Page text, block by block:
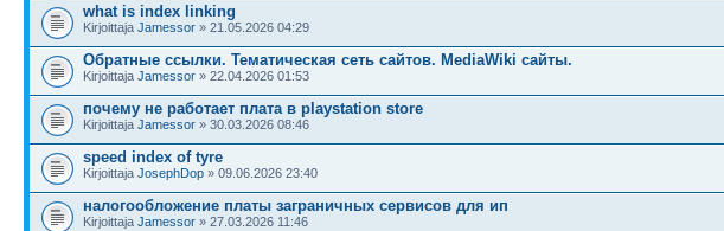
what is index linking
Kirjoittaja Jamessor » 21.05.2026 04:29
Обратные ссылки. Тематическая сеть сайтов. MediaWiki сайты.
Kirjoittaja Jamessor » 22.04.2026 01:53
почему не работает плата в playstation store
Kirjoittaja Jamessor » 30.03.2026 08:46
speed index of tyre
Kirjoittaja JosephDop » 09.06.2026 23:40
налогообложение платы заграничных сервисов для ип
Kirjoittaja Jamessor » 27.03.2026 11:46